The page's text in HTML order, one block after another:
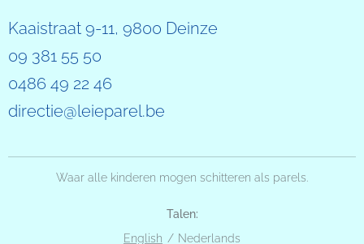
Kaaistraat 9-11, 9800 Deinze
09 381 55 50
0486 49 22 46
directie@leieparel.be
Waar alle kinderen mogen schitteren als parels.
Talen
English
Nederlands